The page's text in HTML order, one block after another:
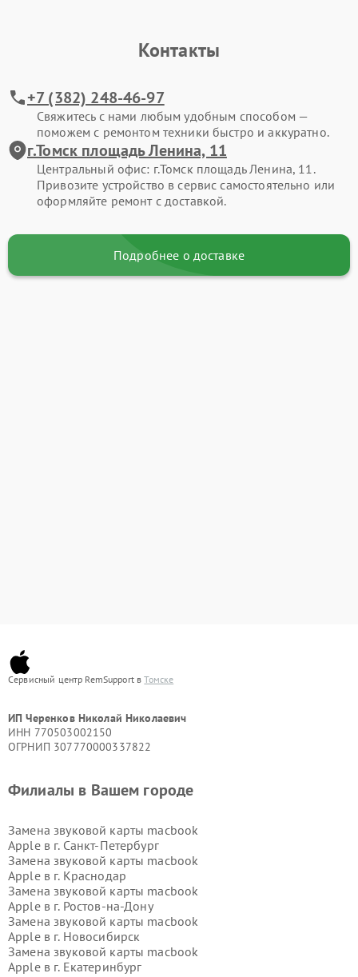
Контакты
+7 (382) 248-46-97
Свяжитесь с нами любым удобным способом —
поможем с ремонтом техники быстро и аккуратно.
г.Томск площадь Ленина, 11
Центральный офис: г.Томск площадь Ленина, 11.
Привозите устройство в сервис самостоятельно или
оформляйте ремонт с доставкой.
Подробнее о доставке
Сервисный центр RemSupport вТомске
ИП Черенков Николай Николаевич
ИНН 770503002150
ОГРНИП 307770000337822
Филиалы в Вашем городе
Замена звуковой карты macbook
Apple в г. Санкт-Петербург
Замена звуковой карты macbook
Apple в г. Краснодар
Замена звуковой карты macbook
Apple в г. Ростов-на-Дону
Замена звуковой карты macbook
Apple в г. Новосибирск
Замена звуковой карты macbook
Apple в г. Екатеринбург